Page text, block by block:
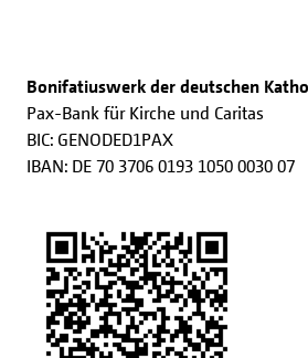
Bonifatiuswerk der deutschen
Pax-Bank für Kirche und Caritas
BIC: GENODED1PAX
IBAN: DE 70 3706 0193 1050 0030 07